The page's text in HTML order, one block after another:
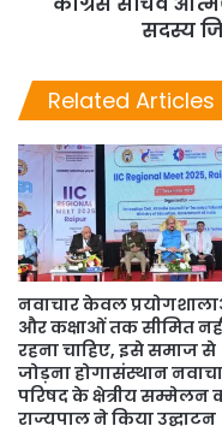
सदस्य
Related Articles
नवाचार केवल
और कक्षाओं तक सीमित
रहना चाहिए, इसे समाज से
जोड़ना होगासंस्थान
परिषद के क्षेत्रीय सम्मेलन
राज्यपाल ने किया उद्घाटन